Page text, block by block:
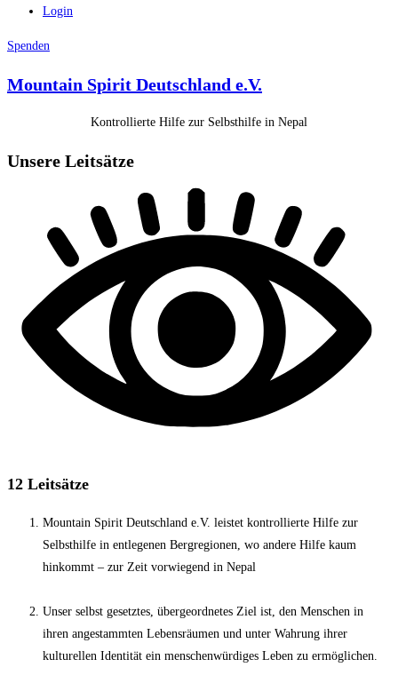
Login
Spenden
Mountain Spirit Deutschland e.V.
Kontrollierte Hilfe zur Selbsthilfe in Nepal
Unsere Leitsätze
12 Leitsätze
Mountain Spirit Deutschland e.V. leistet kontrollierte Hilfe zur
Selbsthilfe in entlegenen Bergregionen, wo andere Hilfe kaum
hinkommt – zur Zeit vorwiegend in Nepal
Unser selbst gesetztes, übergeordnetes Ziel ist, den Menschen in
ihren angestammten Lebensräumen und unter Wahrung ihrer
kulturellen Identität ein menschenwürdiges Leben zu ermöglichen.